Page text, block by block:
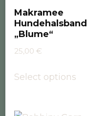
Makramee
Hundehalsband
„Blume“
25,00 €
Select options